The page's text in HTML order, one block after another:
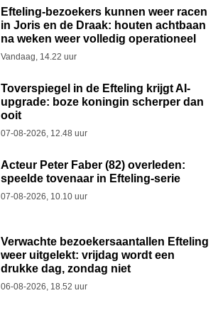
Efteling-bezoekers kunnen weer racen
in Joris en de Draak: houten achtbaan
na weken weer volledig operationeel
Vandaag, 14.22 uur
Toverspiegel in de Efteling krijgt AI-
upgrade: boze koningin scherper dan
ooit
07-08-2026, 12.48 uur
Acteur Peter Faber (82) overleden:
speelde tovenaar in Efteling-serie
07-08-2026, 10.10 uur
Verwachte bezoekersaantallen Efteling
weer uitgelekt: vrijdag wordt een
drukke dag, zondag niet
06-08-2026, 18.52 uur